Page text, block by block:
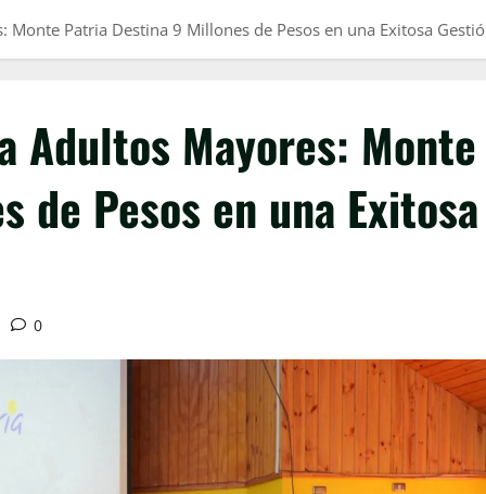
Monte Patria Destina 9 Millones de Pesos en una Exitosa
Adultos Mayores: Monte
Pesos en una Exitosa
0